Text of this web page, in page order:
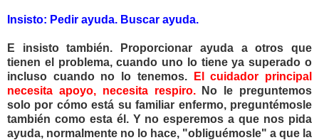
Insisto: Pedir ayuda. Buscar ayuda.
E insisto también. Proporcionar ayuda a otros que
tienen el problema, cuando uno lo tiene ya superado o
incluso cuando no lo tenemos.
El cuidador principal
necesita apoyo, necesita respiro.No le preguntemos
solo por cómo está su familiar enfermo, preguntémosle
también como esta él. Y no esperemos a que nos pida
ayuda, normalmente no lo hace, "obliguémosle" a que la